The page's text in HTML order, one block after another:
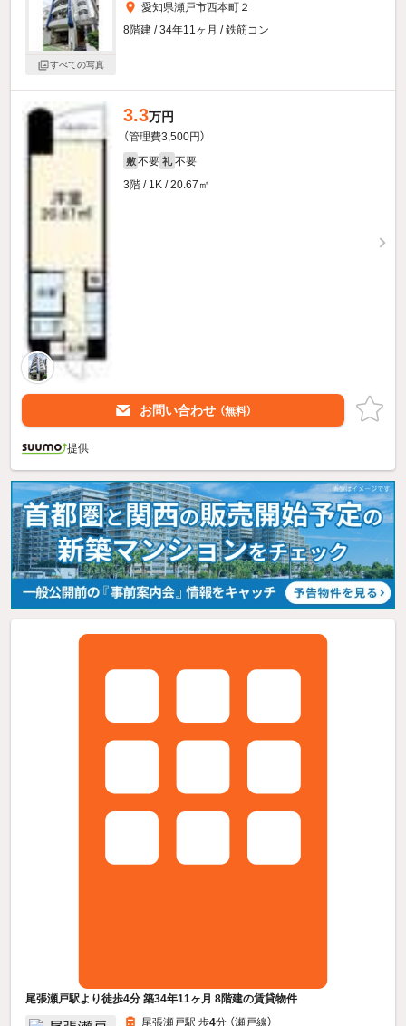
すべての写真
愛知県瀬戸市西本町２
8階建 / 34年11ヶ月 / 鉄筋コン
3.3万円
（管理費3,500円）
敷 不要 礼 不要
3階 / 1K / 20.67㎡
お問い合わせ （無料）
提供
尾張瀬戸駅より徒歩4分 築34年11ヶ月 8階建の賃貸物件
尾張瀬戸駅 歩4分 （瀬戸線）